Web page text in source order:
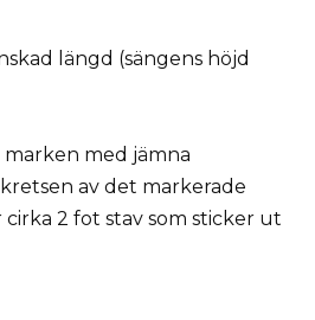
längd (sängens höjd
marken med jämna
av det markerade
2 fot stav som sticker ut